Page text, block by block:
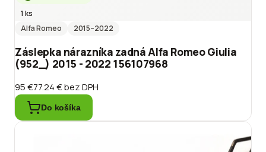
1 ks
Alfa Romeo
2015–2022
Záslepka nárazníka zadná Alfa Romeo Giulia
(952_) 2015 - 2022 156107968
95 €77.24 €bez DPH
Do košíka